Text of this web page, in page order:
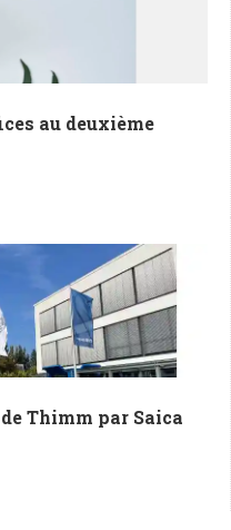
au deuxième
Thimm par Saica